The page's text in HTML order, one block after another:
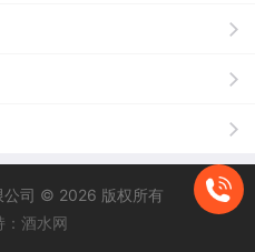
公司 © 2026 版权所有
：酒水网